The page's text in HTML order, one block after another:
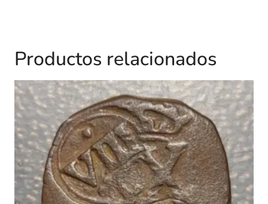
Productos relacionados